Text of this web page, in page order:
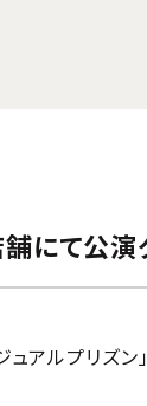
にて公演
ュアルプリズ